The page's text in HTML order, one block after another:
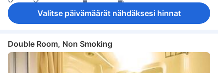
tallelokero huoneessa
Valitse päivämäärät nähdäksesi hinnat
Double Room, Non Smoking